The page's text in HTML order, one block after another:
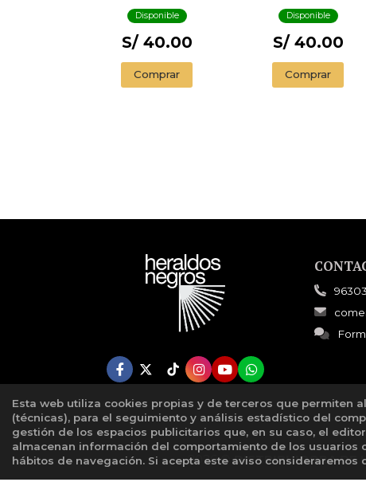
Disponible
S/ 40.00
Comprar
Disponible
S/ 40.00
Comprar
2026 ©DISTRIBUIDORA DE
Esta web utiliza cookies propias y de terceros que permiten
(técnicas), para el seguimiento y análisis estadístico del
gestión de los espacios publicitarios que, en su caso, el
almacenan información del comportamiento de los usuarios
hábitos de navegación. Si acepta este aviso